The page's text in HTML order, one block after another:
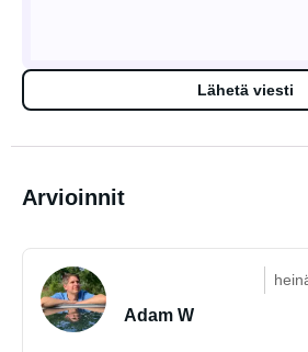
Lähetä viesti
Arvioinnit
Adam W